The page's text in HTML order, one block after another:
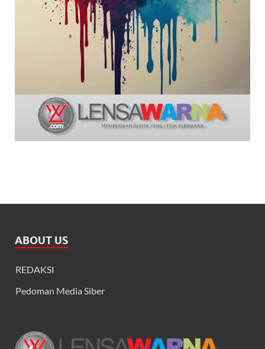
ABOUT US
REDAKSI
Pedoman Media Siber